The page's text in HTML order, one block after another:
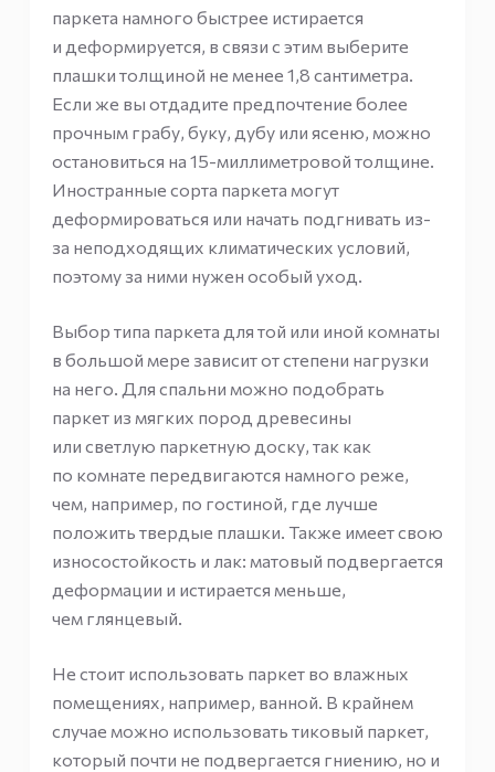
паркета намного быстрее истирается
и деформируется, в связи с этим выберите
плашки толщиной не менее 1,8 сантиметра.
Если же вы отдадите предпочтение более
прочным грабу, буку, дубу или ясеню, можно
остановиться на 15-миллиметровой толщине.
Иностранные сорта паркета могут
деформироваться или начать подгнивать из-
за неподходящих климатических условий,
поэтому за ними нужен особый уход.
Выбор типа паркета для той или иной комнаты
в большой мере зависит от степени нагрузки
на него. Для спальни можно подобрать
паркет из мягких пород древесины
или светлую паркетную доску, так как
по комнате передвигаются намного реже,
чем, например, по гостиной, где лучше
положить твердые плашки. Также имеет свою
износостойкость и лак: матовый подвергается
деформации и истирается меньше,
чем глянцевый.
Не стоит использовать паркет во влажных
помещениях, например, ванной. В крайнем
случае можно использовать тиковый паркет,
который почти не подвергается гниению, но и